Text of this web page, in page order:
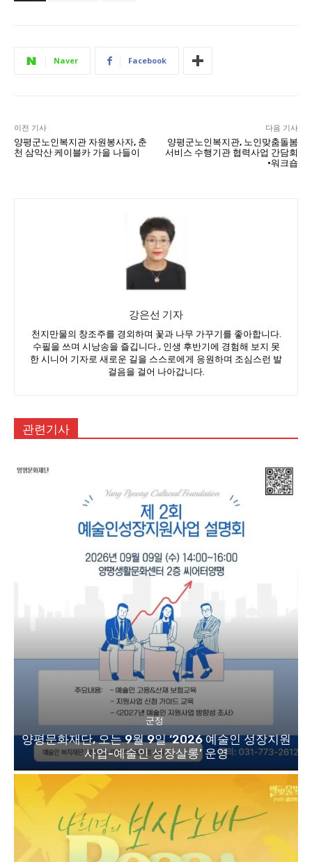
Naver Facebook
이전 기사
양평군노인복지관 자원봉사자, 춘
천 삼악산 케이블카 가을 나들이
다음 기사
양평군노인복지관, 노인맞춤돌봄
서비스 수행기관 협력사업 간담회
·워크숍
강은선 기자
천지만물의 창조주를 경외하며 꽃과 나무 가꾸기를 좋아합니다.
수필을 쓰며 시낭송을 즐깁니다., 인생 후반기에 경험해 보지 못
한 시니어 기자로 새로운 길을 스스로에게 응원하며 조심스런 발
걸음을 걸어 나아갑니다.
관련기사
군정
양평문화재단, 오는 9월 9일 ‘2026 예술인 성장지원
사업-예술인 성장살롱’ 운영